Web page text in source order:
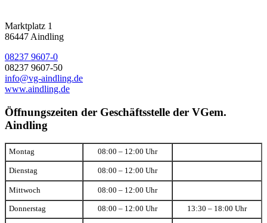
Marktplatz 1
86447 Aindling
08237 9607-0
08237 9607-50
info@vg-aindling.de
www.aindling.de
Öffnungszeiten der Geschäftsstelle der VGem.
Aindling
Montag 08:00 – 12:00 Uhr
Dienstag 08:00 – 12:00 Uhr
Mittwoch 08:00 – 12:00 Uhr
Donnerstag 08:00 – 12:00 Uhr 13:30 – 18:00 Uhr